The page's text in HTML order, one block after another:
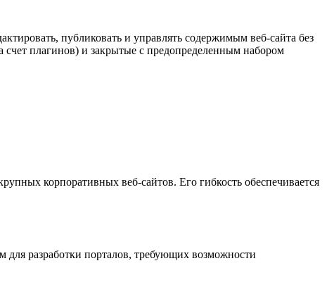
публиковать и управлять содержимым веб-сайта без
плагинов) и закрытые с предопределенным набором
корпоративных веб-сайтов. Его гибкость обеспечивается
для разработки порталов, требующих возможности